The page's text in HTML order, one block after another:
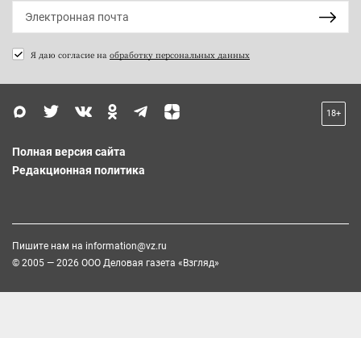
Я даю согласие на обработку персональных данных
18+
Полная версия сайта
Редакционная политика
Пишите нам на information@vz.ru
© 2005 — 2026 ООО Деловая газета «Взгляд»